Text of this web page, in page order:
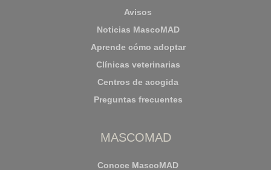
Avisos
Noticias MascoMAD
Aprende cómo adoptar
Clínicas veterinarias
Centros de acogida
Preguntas frecuentes
MASCOMAD
Conoce MascoMAD